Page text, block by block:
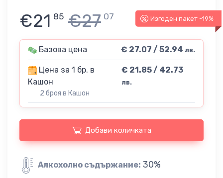
Изгоден пакет -19%
€21 85 €27 07
Базова цена € 27.07 / 52.94 лв.
Цена за 1 бр. в
Кашон
2 броя в Кашон
€ 21.85 / 42.73
лв.
Добави количката
Алкохолно съдържание: 30%